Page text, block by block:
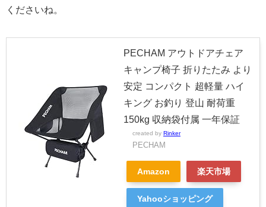
くださいね。
PECHAM アウトドアチェア
キャンプ椅子 折りたたみ より
安定 コンパクト 超軽量 ハイ
キング お釣り 登山 耐荷重
150kg 収納袋付属 一年保証
created by Rinker
PECHAM
Amazon 楽天市場
Yahooショッピング